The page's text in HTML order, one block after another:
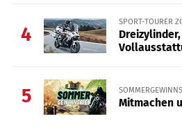
4
SPORT-TOURER
5 Mitmachen